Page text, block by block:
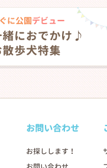
お問い合わせ
お探しします！